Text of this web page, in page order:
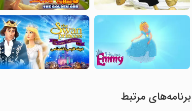
برنامه‌های مرتبط